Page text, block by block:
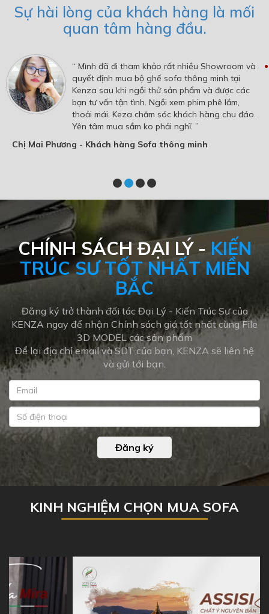
Sự hài lòng của khách hàng là mối
quan tâm hàng đầu.
“ Mình đã đi tham khảo rất nhiều Showroom và
quyết định mua bộ ghế sofa thông minh tại
Kenza sau khi ngồi thử sản phẩm và được các
bạn tư vấn tận tình. Ngồi xem phim phê lắm,
thoải mái. Keza chăm sóc khách hàng chu đáo.
Yên tâm mua sắm ko phải nghĩ. ”
Chị Mai Phương - Khách hàng Sofa thông minh
CHÍNH SÁCH ĐẠI LÝ - KIẾN
TRÚC SƯ TỐT NHẤT MIỀN
BẮC
Đăng ký trở thành đối tác Đại Lý - Kiến Trúc Sư của
KENZA ngay để nhận Chính sách giá tốt nhất cùng File
3D MODEL các sản phẩm
Để lại địa chỉ email và SDT của bạn, KENZA sẽ liên hệ
và gửi tới bạn.
Đăng ký
KINH NGHIỆM CHỌN MUA SOFA